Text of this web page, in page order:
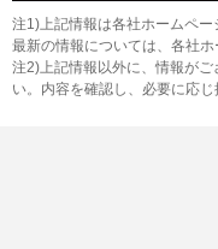
注1)上記情報は各社ホームペー
最新の情報については、各社ホ
注2)上記情報以外に、情報が
い。内容を確認し、必要に応じ